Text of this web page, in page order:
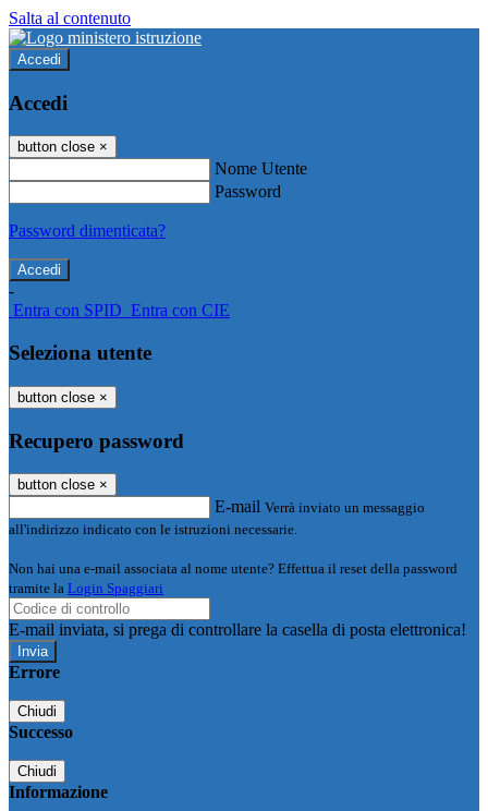
Salta al contenuto
Accedi
Accedi
button close ×
Nome Utente
Password
Password dimenticata?
-
Entra con SPID Entra con CIE
Seleziona utente
button close ×
Recupero password
button close ×
E-mail Verrà inviato un messaggio
all'indirizzo indicato con le istruzioni necessarie.
Non hai una e-mail associata al nome utente? Effettua il reset della password
tramite la Login Spaggiari
E-mail inviata, si prega di controllare la casella di posta elettronica!
Errore
Chiudi
Successo
Chiudi
Informazione